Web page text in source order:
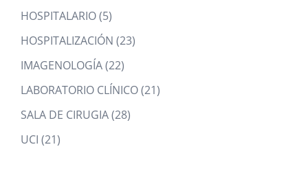
HOSPITALARIO 55
products
HOSPITALIZACIÓN 2323
IMAGENOLOGÍA 2222
products
LABORATORIO CLÍNICO 2121
SALA DE CIRUGIA 2828
UCI 2121